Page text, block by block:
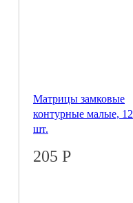
Матрицы замковые
контурные малые, 12
шт.
205 Р